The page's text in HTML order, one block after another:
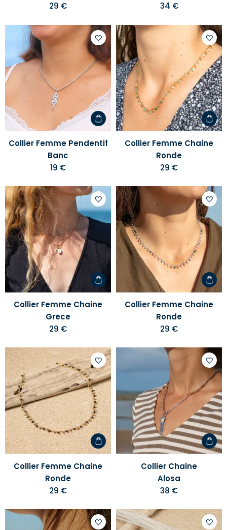
29 €
34 €
Ajouter
à
votre
d'envies
Collier Femme Pendentif
Banc
19 €
à
votre
liste
Collier Femme Chaine
Ronde
29 €
Ajouter
d'envies
Collier Femme Chaine
Grece
29 €
à
votre
liste
Collier Femme Chaine
Ronde
29 €
Ajouter
à
votre
liste
d'envies
Collier Femme Chaine
Ronde
29 €
à
votre
liste
Collier Chaine
Alosa
38 €